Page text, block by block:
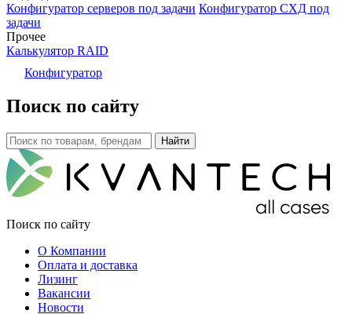
Конфигуратор серверов под задачи Конфигуратор СХД под
задачи
Прочее
Калькулятор RAID
Конфигуратор
Поиск по сайту
Поиск по сайту
О Компании
Оплата и доставка
Лизинг
Вакансии
Новости